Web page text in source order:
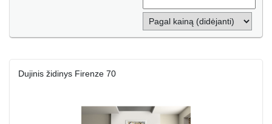
Dujinis židinys Firenze 70